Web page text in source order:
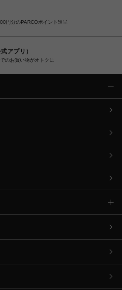
円分のPARCOポイント進呈
アプリ）
のお買い物がオトクに